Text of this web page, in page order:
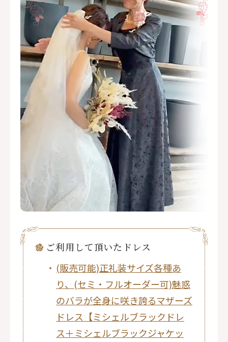
ご利⽤して頂いたドレス
(販売可能)正礼装サイズ各種あ
り、(セミ・フルオーダー可)魅惑
のバラが全身に咲き誇るマザーズ
ドレス【ミシェルブラックドレ
ス＋ミシェルブラックジャケッ